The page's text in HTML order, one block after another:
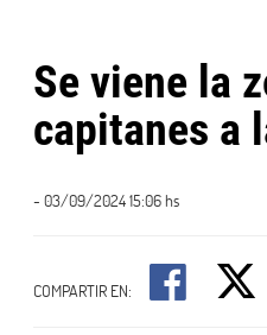
Se viene la
capitanes a
- 03/09/2024 15:06 hs
COMPARTIR EN: